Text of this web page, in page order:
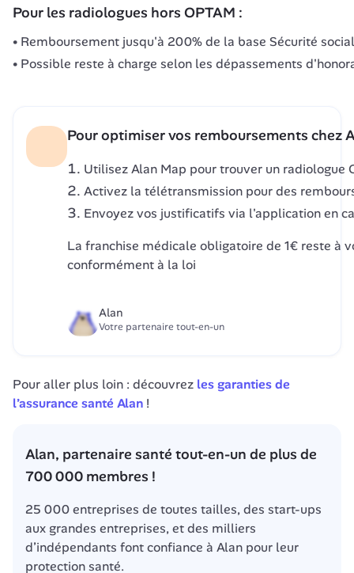
Pour les radiologues hors OPTAM :
Remboursement jusqu'à 200% de la base Sécurité
Possible reste à charge selon les dépassements
Pour optimiser vos remboursements chez
Utilisez Alan Map pour trouver un radiologue
Activez la télétransmission pour des
Envoyez vos justificatifs via l'application en
La franchise médicale obligatoire de 1€ reste à
conformément à la loi
Alan
Votre partenaire tout-en-un
Pour aller plus loin : découvrez les garanties de
l’assurance santé Alan !
Alan, partenaire santé tout-en-un de plus de
700 000 membres !
25 000 entreprises de toutes tailles, des start-ups
aux grandes entreprises, et des milliers
d’indépendants font confiance à Alan pour leur
protection santé.